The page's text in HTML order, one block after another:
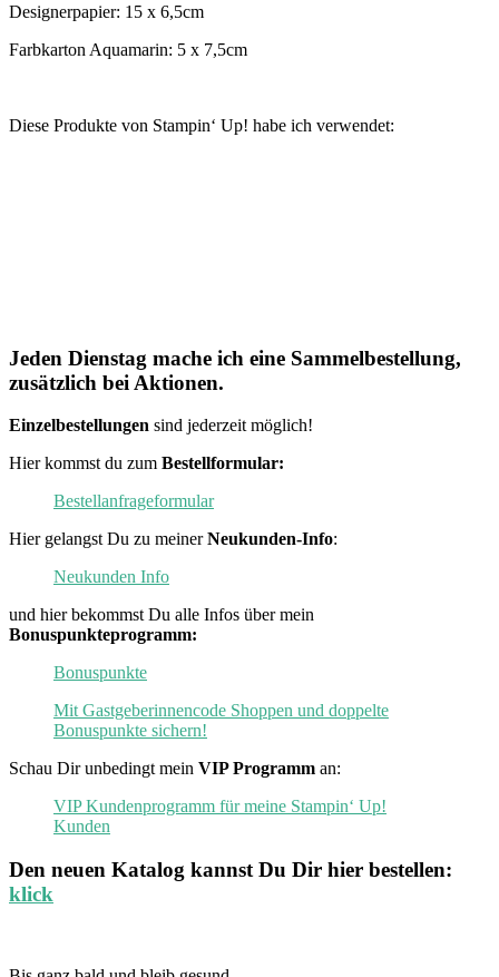
Designerpapier: 15 x 6,5cm
Farbkarton Aquamarin: 5 x 7,5cm
Diese Produkte von Stampin‘ Up! habe ich verwendet:
Jeden Dienstag mache ich eine Sammelbestellung,
zusätzlich bei Aktionen.
Einzelbestellungen sind jederzeit möglich!
Hier kommst du zum Bestellformular:
Bestellanfrageformular
Hier gelangst Du zu meinerNeukunden-Info:
Neukunden Info
und hier bekommst Du alle Infos über mein
Bonuspunkteprogramm:
Bonuspunkte
Mit Gastgeberinnencode Shoppen und doppelte
Bonuspunkte sichern!
Schau Dir unbedingt mein VIP Programm an:
VIP Kundenprogramm für meine Stampin‘ Up!
Kunden
Den neuen Katalog kannst Du Dir hier bestellen:
klick